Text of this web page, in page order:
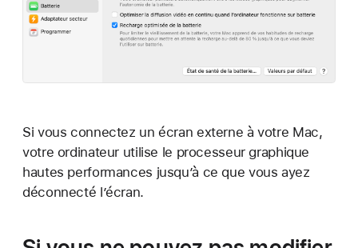
Si vous connectez un écran externe à votre Mac,
votre ordinateur utilise le processeur graphique
hautes performances jusqu’à ce que vous ayez
déconnecté l’écran.